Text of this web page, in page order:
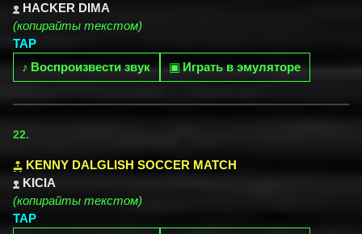
HACKER DIMA
(копирайты текстом)
TAP
♪ Воспроизвести звук ▣Играть в эмуляторе
22.
KENNY DALGLISH SOCCER MATCH
KICIA
(копирайты текстом)
TAP